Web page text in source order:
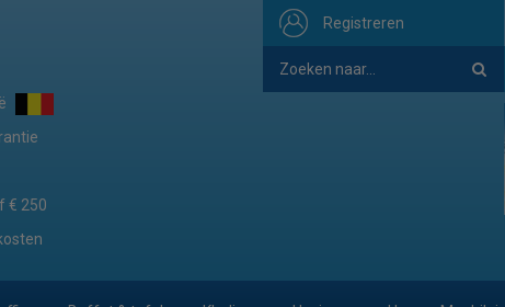
Registreren
€ 250